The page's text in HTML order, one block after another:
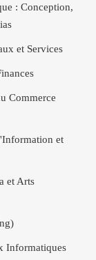
: Conception,
et Services
Commerce
et
et Arts
Informatiques